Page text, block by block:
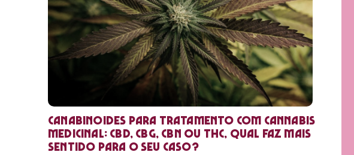
Canabinoides para tratamento com cannabis
medicinal: CBD, CBG, CBN ou THC, qual faz mais
sentido para o seu caso?